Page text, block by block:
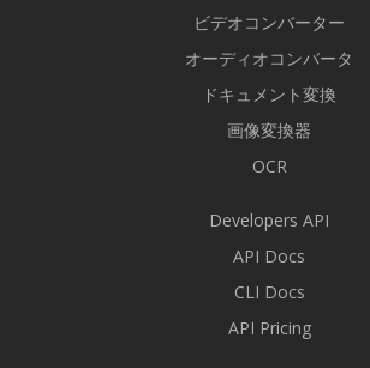
ビデオコンバーター
オーディオコンバータ
ドキュメント変換
画像変換器
OCR
Developers API
API Docs
CLI Docs
API Pricing